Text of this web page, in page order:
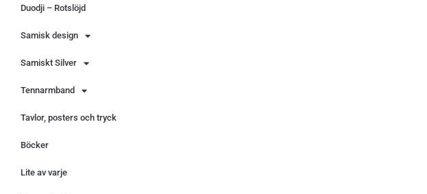
Duodji – Rotslöjd
Samisk design
Samiskt Silver
Tennarmband
Tavlor, posters och tryck
Böcker
Lite av varje